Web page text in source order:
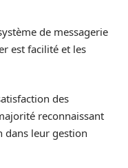
de messagerie
est facilité et les
des
reconnaissant
dans leur gestion